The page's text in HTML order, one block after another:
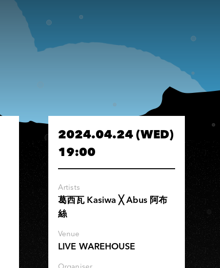
2024.04.24 (WED)
19:00
Artists
葛西瓦 Kasiwa ╳ Abus 阿布
絲
Venue
LIVE WAREHOUSE